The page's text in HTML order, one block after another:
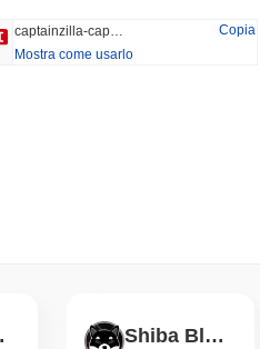
Copia
Mostra come usarlo
Shiba Black 2.0